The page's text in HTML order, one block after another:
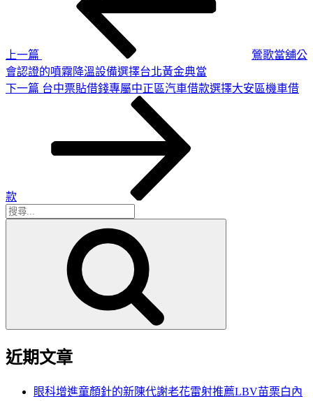
上一篇
鶯歌當舖公
會認證的噴霧降溫設備選擇台北黃金典當
下
下一篇 台中票貼借錢專屬中正區汽車借款選擇大安區機車借
款
搜
近期文章
眼科增進童顏針的新陳代謝老花雷射推薦LBV苗栗白內